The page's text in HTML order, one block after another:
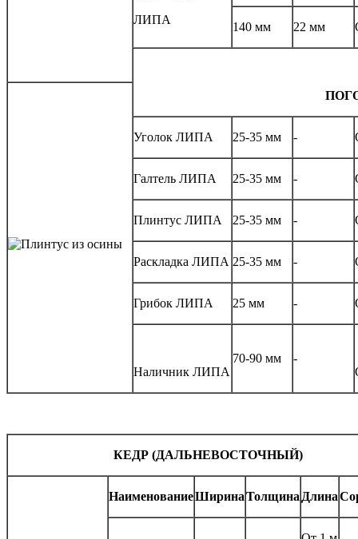
ЛИПА
140 мм 22 мм
Уголок ЛИПА 25-35 мм -
Галтель ЛИПА 25-35 мм -
Плинтус ЛИПА 25-35 мм -
Раскладка ЛИПА 25-35 мм -
Грибок ЛИПА 25 мм -
Наличник ЛИПА
70-90 мм
-
КЕДР (ДАЛЬНЕВОСТОЧНЫЙ)
НаименованиеШиринаТолщина Длина